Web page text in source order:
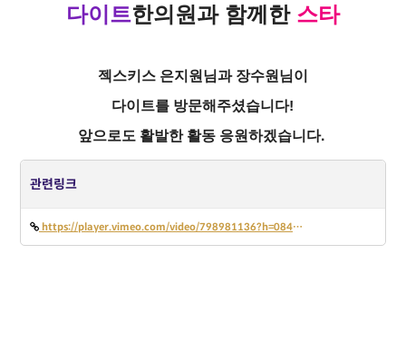
다이트한의원 과 함께한 스타
젝스키스 은지원님과 장수원님이
다이트를 방문해주셨습니다!
앞으로도 활발한 활동 응원하겠습니다.
관련링크
https://player.vimeo.com/video/798981136?h=0848268f4f